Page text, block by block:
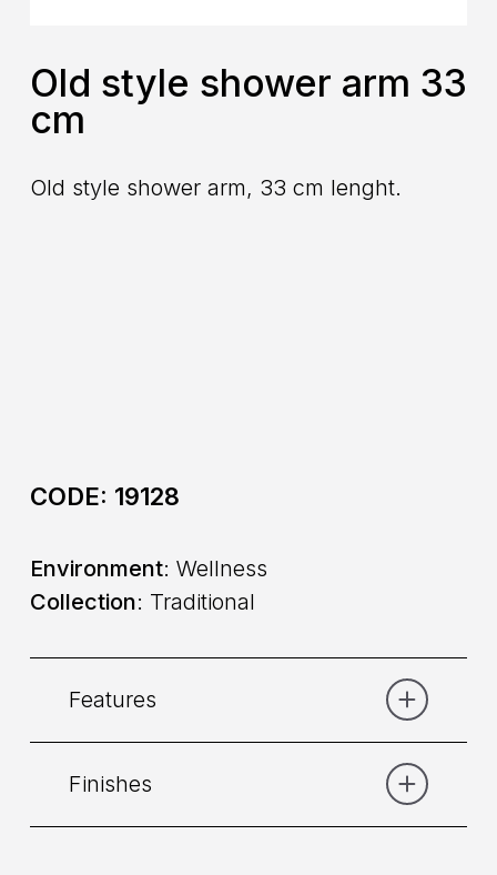
Old style shower arm 33
cm
Old style shower arm, 33 cm lenght.
CODE: 19128
Environment: Wellness
Collection: Traditional
Features
Finishes